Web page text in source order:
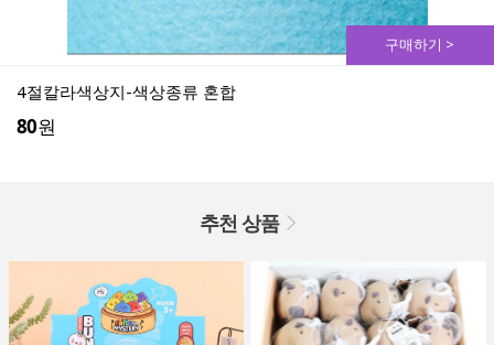
구매하기 >
4절칼라색상지-색상종류 혼합
80원
추천 상품